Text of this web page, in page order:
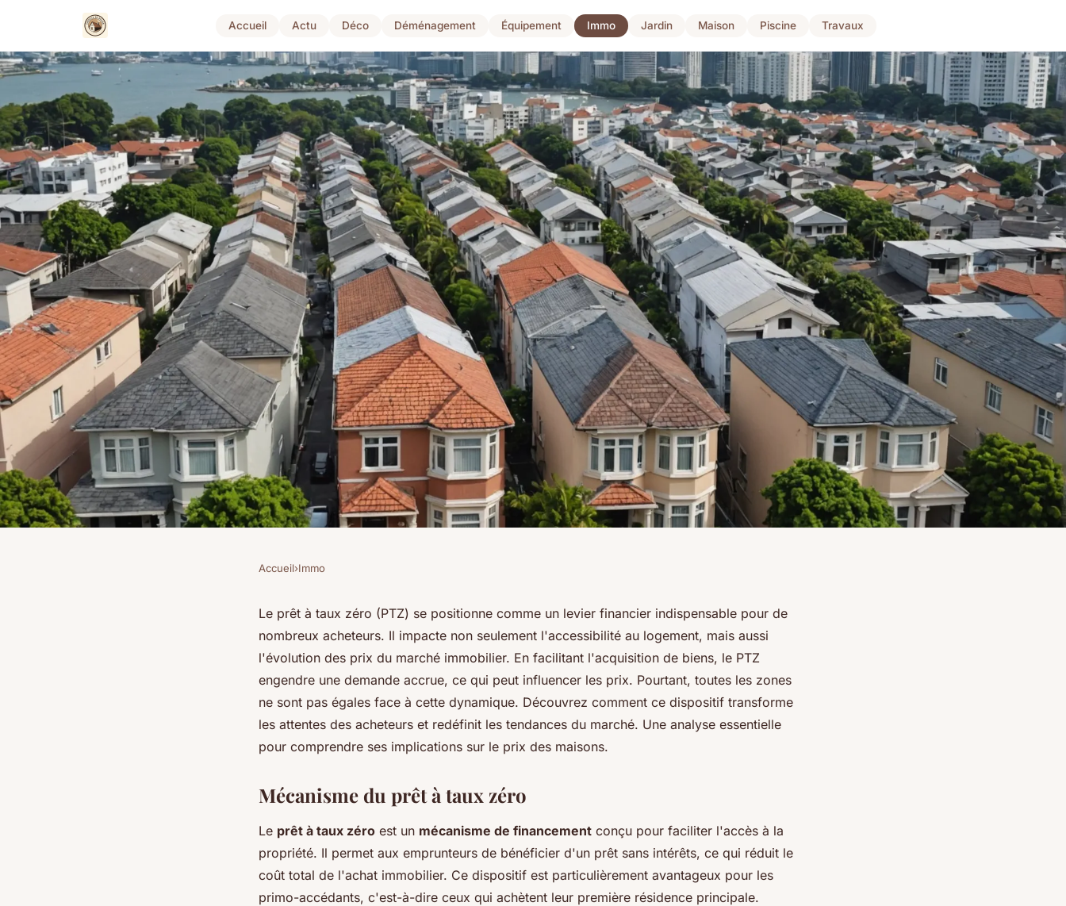
Accueil Actu Déco Déménagement Équipement Immo Jardin Maison Piscine Travaux
Comment le prêt à taux zéro affecte les
prix d'une maison?
10 min de lecture
Accueil›Immo
Le prêt à taux zéro (PTZ) se positionne comme un levier financier indispensable pour de
nombreux acheteurs. Il impacte non seulement l'accessibilité au logement, mais aussi
l'évolution des prix du marché immobilier. En facilitant l'acquisition de biens, le PTZ
engendre une demande accrue, ce qui peut influencer les prix. Pourtant, toutes les zones
ne sont pas égales face à cette dynamique. Découvrez comment ce dispositif transforme
les attentes des acheteurs et redéfinit les tendances du marché. Une analyse essentielle
pour comprendre ses implications sur le prix des maisons.
Mécanisme du prêt à taux zéro
Le prêt à taux zéro est un mécanisme de financement conçu pour faciliter l'accès à la
propriété. Il permet aux emprunteurs de bénéficier d'un prêt sans intérêts, ce qui réduit le
coût total de l'achat immobilier. Ce dispositif est particulièrement avantageux pour les
primo-accédants, c'est-à-dire ceux qui achètent leur première résidence principale.